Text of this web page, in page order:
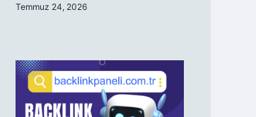
Temmuz 24, 2026